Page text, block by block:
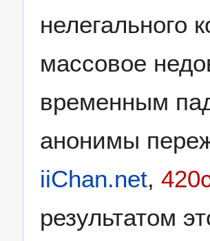
нелегального
массовое
временным
анонимы
iiChan.net,
результатом